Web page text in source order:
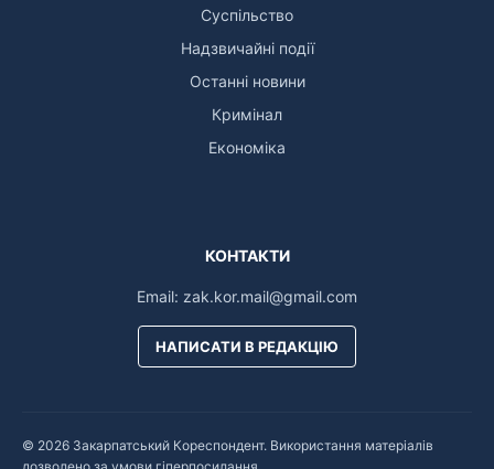
Суспільство
Надзвичайні події
Останні новини
Кримінал
Економіка
КОНТАКТИ
Email: zak.kor.mail@gmail.com
НАПИСАТИ В РЕДАКЦІЮ
© 2026 Закарпатський Кореспондент. Використання матеріалів